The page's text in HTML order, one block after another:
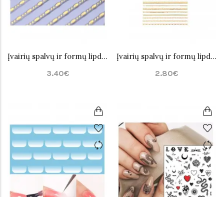
Įvairių spalvų ir formų lipdukai nagų dailei Nr.5
3.40€
Įvairių spalvų ir formų lipdukai nagų dailei Nr.6
2.80€